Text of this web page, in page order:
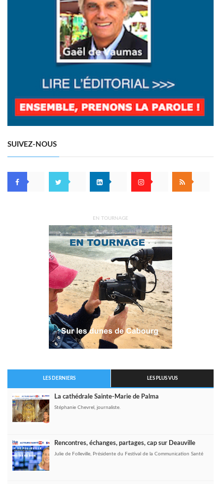
SUIVEZ-NOUS
EN TOURNAGE
LES DERNIERS LES PLUS VUS
La cathédrale Sainte-Marie de Palma
Stéphanie Chevrel, journaliste.
Rencontres, échanges, partages, cap sur Deauville
Julie de Folleville, Présidente du Festival de la Communication Santé